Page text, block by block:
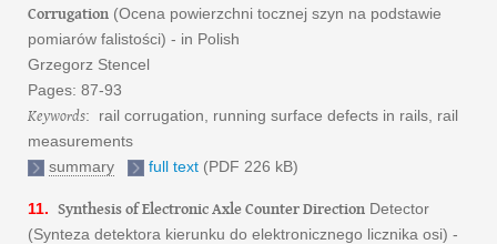
Corrugation (Ocena powierzchni tocznej szyn na podstawie
pomiarów falistości) - in Polish
Grzegorz Stencel
Pages: 87-93
Keywords: rail corrugation, running surface defects in rails, rail
measurements
summary
full text (PDF 226 kB)
11. Synthesis of Electronic Axle Counter Direction Detector
(Synteza detektora kierunku do elektronicznego licznika osi) -